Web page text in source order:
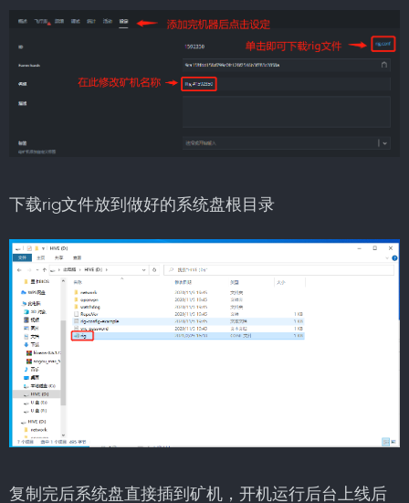
下载rig文件放到做好的系统盘根目录
复制完后系统盘直接插到矿机，开机运行后台上线后